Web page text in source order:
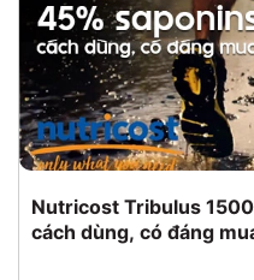
Nutricost Tribulus
cách dùng, có đáng